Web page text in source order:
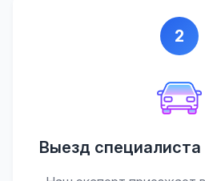
2
Выезд